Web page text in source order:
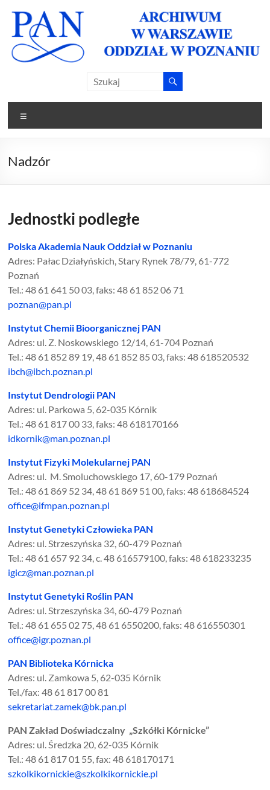
content
Archiwum
PAN
Oddział w
Poznaniu
Oddział w
Nadzór
Jednostki podległe
Polska Akademia Nauk Oddział w Poznaniu
Adres: Pałac Działyńskich, Stary Rynek 78/79, 61-772
Poznań
Tel.: 48 61 641 50 03, faks: 48 61 852 06 71
poznan@pan.pl
Instytut Chemii Bioorganicznej PAN
Adres: ul. Z. Noskowskiego 12/14, 61-704 Poznań
Tel.: 48 61 852 89 19, 48 61 852 85 03, faks: 48 618520532
ibch@ibch.poznan.pl
Instytut Dendrologii PAN
Adres: ul. Parkowa 5, 62-035 Kórnik
Tel.: 48 61 817 00 33, faks: 48 618170166
idkornik@man.poznan.pl
Instytut Fizyki Molekularnej PAN
Adres: ul. M. Smoluchowskiego 17, 60-179 Poznań
Tel.: 48 61 869 52 34, 48 61 869 51 00, faks: 48 618684524
office@ifmpan.poznan.pl
Instytut Genetyki Człowieka PAN
Adres: ul. Strzeszyńska 32, 60-479 Poznań
Tel.: 48 61 657 92 34, c. 48 616579100, faks: 48 618233235
igicz@man.poznan.pl
Instytut Genetyki Roślin PAN
Adres: ul. Strzeszyńska 34, 60-479 Poznań
Tel.: 48 61 655 02 75, 48 61 6550200, faks: 48 616550301
office@igr.poznan.pl
PAN Biblioteka Kórnicka
Adres: ul. Zamkowa 5, 62-035 Kórnik
Tel./fax: 48 61 817 00 81
sekretariat.zamek@bk.pan.pl
PAN Zakład Doświadczalny „Szkółki Kórnicke”
Adres: ul. Średzka 20, 62-035 Kórnik
Tel.: 48 61 817 01 55, fax: 48 618170171
szkolkikornickie@szkolkikornickie.pl